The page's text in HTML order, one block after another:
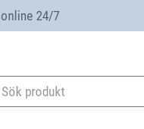
24/7